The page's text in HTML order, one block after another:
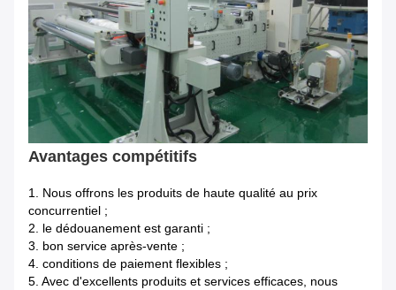
Avantages compétitifs
1. Nous offrons les produits de haute qualité au prix
concurrentiel ;
2. le dédouanement est garanti ;
3. bon service après-vente ;
4. conditions de paiement flexibles ;
5. Avec d'excellents produits et services efficaces, nous